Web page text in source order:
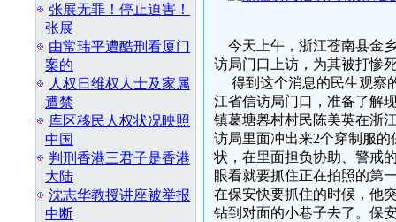
张展无罪！停止迫害！
张展
由常玮平遭酷刑看厦门
案的
人权日维权人士及家属
遭禁
库区移民人权状况映照
中国
判刑香港三君子是香港
大陆
沈志华教授讲座被举报
中断
今天上午，浙江苍南县金
访局门口上访，为其被打惨
得到这个消息的民生观察
江省信访局门口，准备了解
镇葛塘嶴村村民陈美英在浙
访局里面冲出来2个穿制服
状，在里面担负协助、警戒
眼看就要抓住正在拍照的第
在保安快要抓住的时候，他
钻到对面的小巷子去了。保